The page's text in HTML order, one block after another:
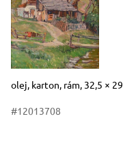
Rozměry
Stručný popis předmětu
olej, karton, rám, 32,5 ×
#12013708